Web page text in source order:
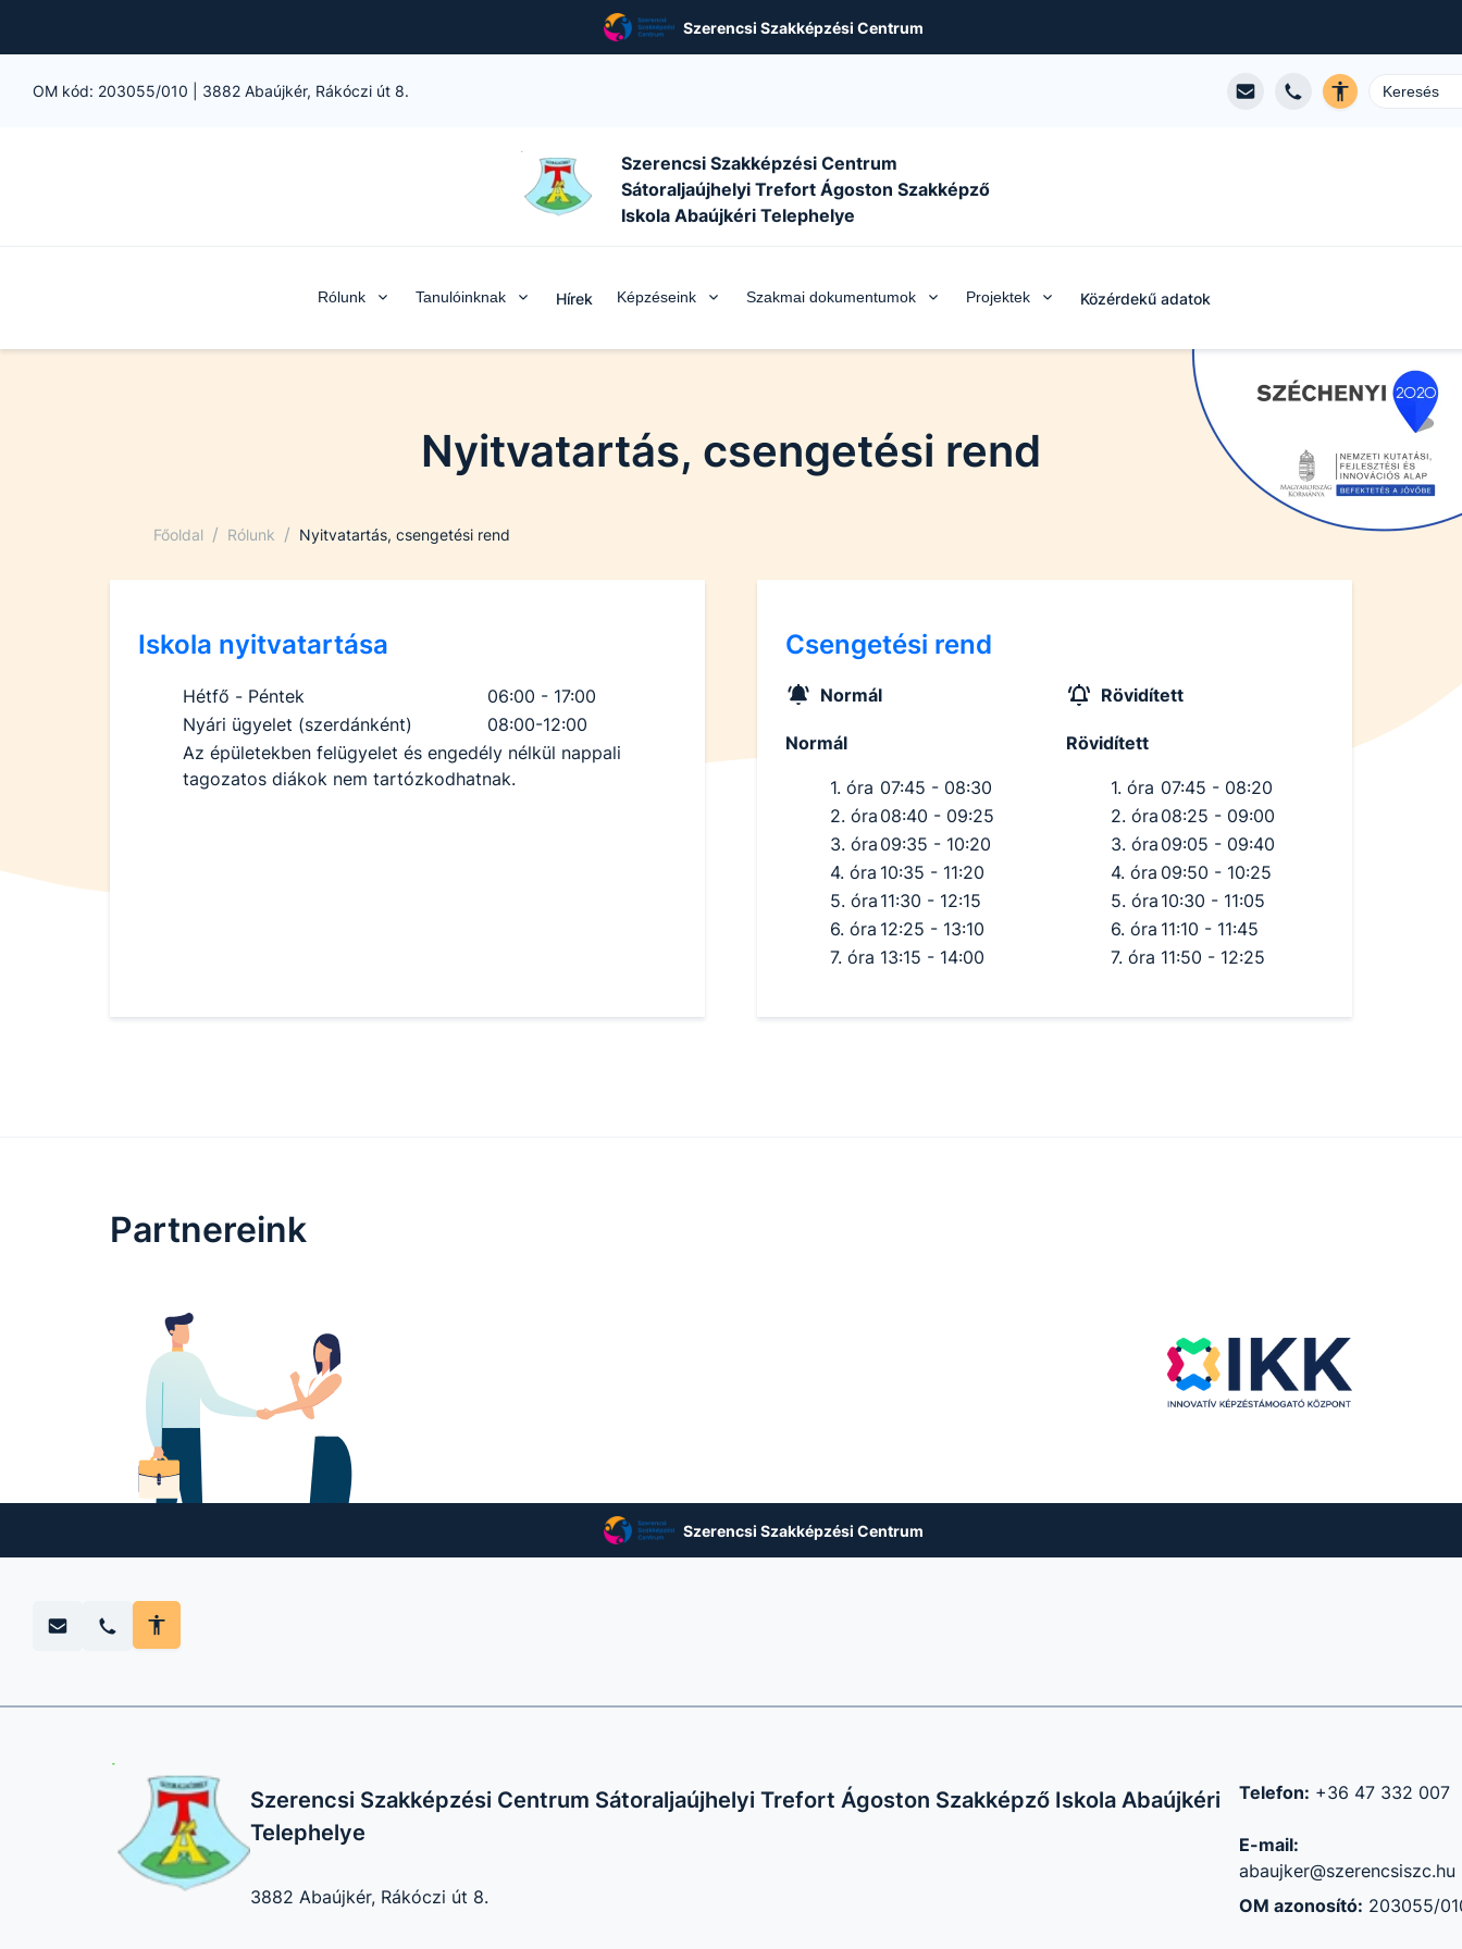
Szerencsi Szakképzési Centrum
OM kód: 203055/010 3882 Abaújkér, Rákóczi út 8.
Szerencsi Szakképzési Centrum
Sátoraljaújhelyi Trefort Ágoston Szakképző
Iskola Abaújkéri Telephelye
Rólunk Tanulóinknak Hírek Képzéseink Szakmai dokumentumok Projektek Közérdekű adatok
Nyitvatartás, csengetési rend
Főoldal / Rólunk / Nyitvatartás, csengetési rend
Iskola nyitvatartása
Hétfő - Péntek
06:00 - 17:00
Nyári ügyelet (szerdánként)
08:00-12:00
Az épületekben felügyelet és engedély nélkül nappali
tagozatos diákok nem tartózkodhatnak.
Csengetési rend
Normál
Normál
1. óra 07:45 - 08:30
2. óra 08:40 - 09:25
3. óra 09:35 - 10:20
4. óra 10:35 - 11:20
5. óra 11:30 - 12:15
6. óra 12:25 - 13:10
7. óra 13:15 - 14:00
Rövidített
Rövidített
1. óra 07:45 - 08:20
2. óra 08:25 - 09:00
3. óra 09:05 - 09:40
4. óra 09:50 - 10:25
5. óra 10:30 - 11:05
6. óra 11:10 - 11:45
7. óra 11:50 - 12:25
Partnereink
Szerencsi Szakképzési Centrum
Szerencsi Szakképzési Centrum Sátoraljaújhelyi Trefort Ágoston Szakképző Iskola Abaújkéri
Telephelye
3882 Abaújkér, Rákóczi út 8.
Telefon: +36 47 332 007
E-mail:
abaujker@szerencsiszc.hu
OM azonosító: 203055/